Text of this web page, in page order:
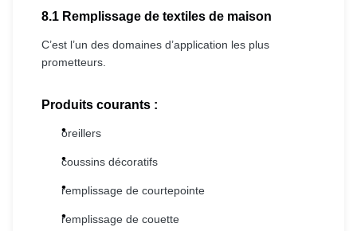
8.1 Remplissage de textiles de maison
C’est l’un des domaines d’application les plus
prometteurs.
Produits courants :
oreillers
coussins décoratifs
remplissage de courtepointe
remplissage de couette